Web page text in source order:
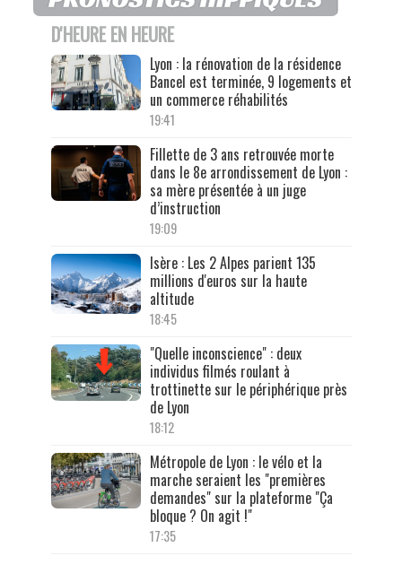
D'HEURE EN HEURE
Lyon : la rénovation de la résidence
Bancel est terminée, 9 logements et
un commerce réhabilités
19:41
Fillette de 3 ans retrouvée morte
dans le 8e arrondissement de Lyon :
sa mère présentée à un juge
d’instruction
19:09
Isère : Les 2 Alpes parient 135
millions d'euros sur la haute
altitude
18:45
"Quelle inconscience" : deux
individus filmés roulant à
trottinette sur le périphérique près
de Lyon
18:12
Métropole de Lyon : le vélo et la
marche seraient les "premières
demandes" sur la plateforme "Ça
bloque ? On agit !"
17:35